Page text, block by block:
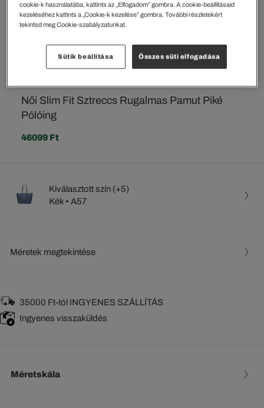
Női Slim Fit Sztreccs Rugalmas Pamut Piké
Pólóing
46099 Ft
Kiválasztott szín (+5)
Kék • A57
Méretek megtekintése
35000 Ft-tól INGYENES SZÁLLÍTÁS
Ingyenes visszaküldés
Méretskála
cookie-k használatába, kattints az „Elfogadom” gombra. A cookie-beállításaid
kezeléséhez kattints a „Cookie-k kezelése” gombra. További részletekért
tekintsd meg Cookie-szabályzatunkat.
Sütik beállítása Összes süti elfogadása